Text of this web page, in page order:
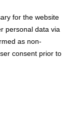
for the website
personal data via
as non-
consent prior to